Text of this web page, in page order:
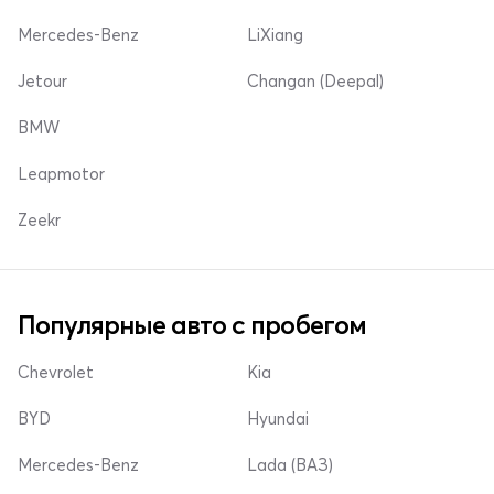
Mercedes-Benz
Jetour
LiXiang
Changan (Deepal)
BMW
Leapmotor
Zeekr
Популярные авто с пробегом
Chevrolet
BYD
Mercedes-Benz
Kia
Hyundai
Lada (ВАЗ)